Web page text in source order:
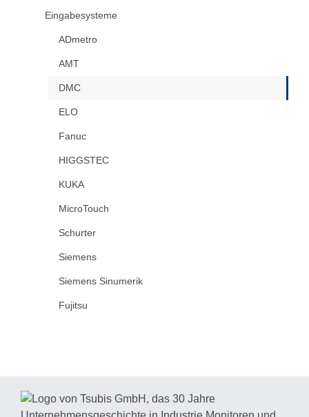
Eingabesysteme
ADmetro
AMT
DMC
ELO
Fanuc
HIGGSTEC
KUKA
MicroTouch
Schurter
Siemens
Siemens Sinumerik
Fujitsu